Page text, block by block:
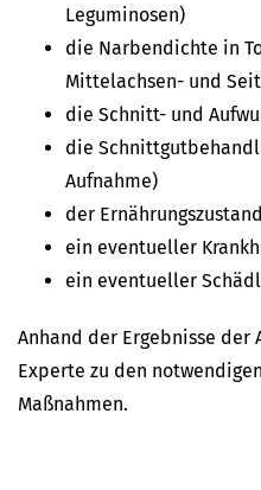
Leguminosen)
die Narbendichte in
Mittelachsen- und
die Schnitt- und
die
Aufnahme)
der
ein eventueller
ein eventueller
Anhand der Ergebnisse der
Experte zu den
Maßnahmen.